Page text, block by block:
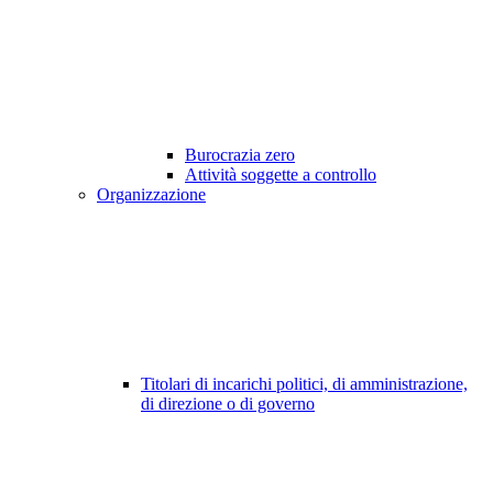
Burocrazia zero
Attività soggette a controllo
Organizzazione
Titolari di incarichi politici, di amministrazione,
di direzione o di governo